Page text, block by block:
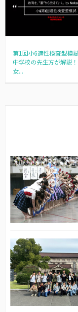
第1回小6適性検査型模
中学校の先生方が解説
女...